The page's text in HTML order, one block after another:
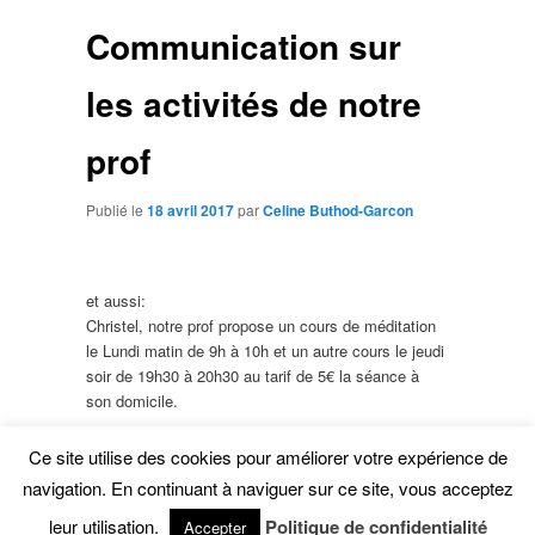
Communication sur
les activités de notre
prof
Publié le18 avril 2017parCeline Buthod-Garcon
et aussi:
Christel, notre prof propose un cours de méditation
le Lundi matin de 9h à 10h et un autre cours le jeudi
soir de 19h30 à 20h30 au tarif de 5€ la séance à
son domicile.
Ce contenu a été publié dans QI-Gong par
Celine
Buthod-Garcon. Mettez-le en favori avec son
permalien.
Ce site utilise des cookies pour améliorer votre expérience de
navigation. En continuant à naviguer sur ce site, vous acceptez
leur utilisation.
Accepter Politique de confidentialité